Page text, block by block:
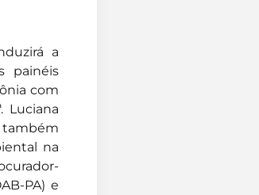
a
painéis
com
Luciana
também
na
PA) e